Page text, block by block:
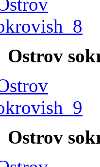
Ostrov
Ostrov